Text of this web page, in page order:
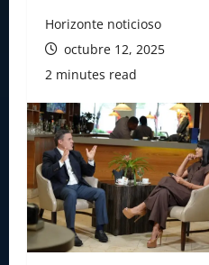
Horizonte noticioso
octubre 12, 2025
2 minutes read